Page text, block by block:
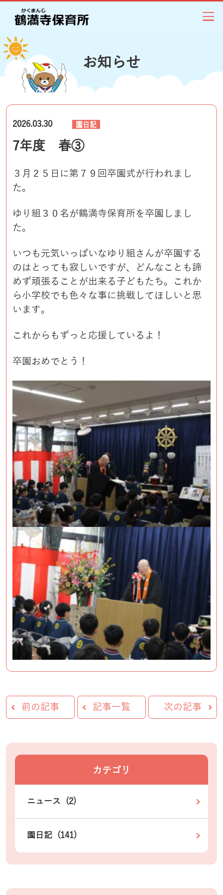
お知らせ
2026.03.30 園日記
7年度 春③
３月２５日に第７９回卒園式が行われまし
た。
ゆり組３０名が鶴満寺保育所を卒園しまし
た。
いつも元気いっぱいなゆり組さんが卒園する
のはとっても寂しいですが、どんなことも諦
めず頑張ることが出来る子どもたち。これか
ら小学校でも色々な事に挑戦してほしいと思
います。
これからもずっと応援しているよ！
卒園おめでとう！
前の記事 記事一覧 次の記事
カテゴリ
ニュース (2)
園日記 (141)